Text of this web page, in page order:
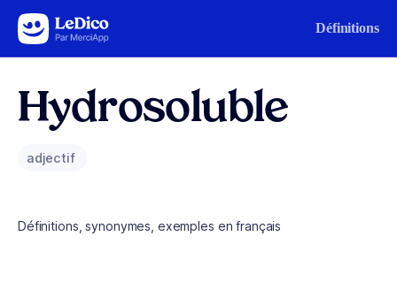
Aller au contenu Définitions
Hydrosoluble
adjectif
Définitions, synonymes, exemples en français